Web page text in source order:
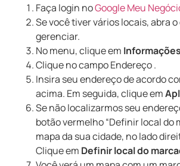
Faça login noGoogle Meu
Se você tiver vários locais, abra
gerenciar.
No menu, clique em Informações
Clique no campo Endereço .
Insira seu endereço de acordo
acima. Em seguida, clique em
Se não localizarmos seu
botão vermelho “Definir local do
mapa da sua cidade, no lado
Clique em Definir local do